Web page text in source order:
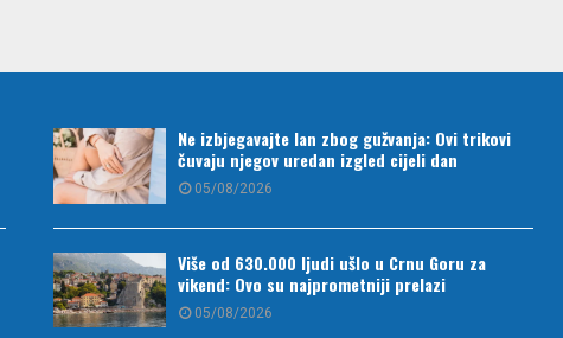
Ne izbjegavajte lan zbog gužvanja: Ovi trikovi
čuvaju njegov uredan izgled cijeli dan
05/08/2026
Više od 630.000 ljudi ušlo u Crnu Goru za
vikend: Ovo su najprometniji prelazi
05/08/2026